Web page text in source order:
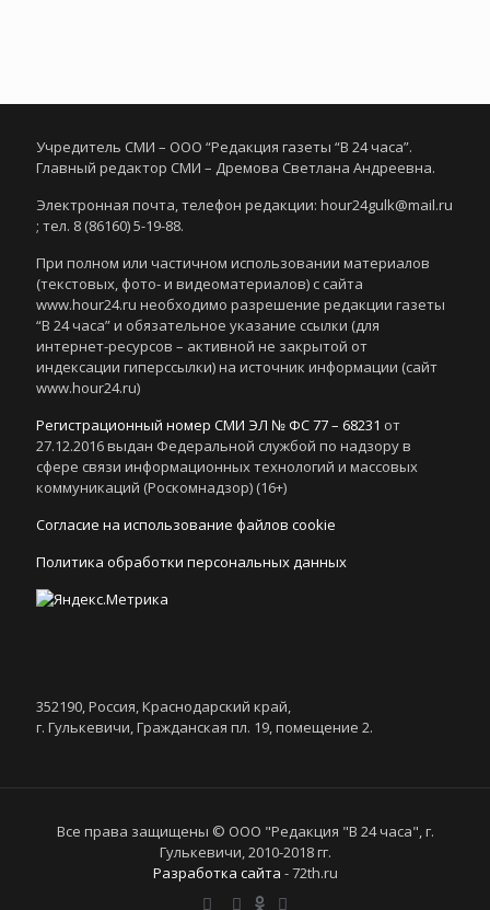
Учредитель СМИ – ООО “Редакция газеты “В 24 часа”.
Главный редактор СМИ – Дремова Светлана Андреевна.
Электронная почта, телефон редакции: hour24gulk@mail.ru
; тел. 8 (86160) 5-19-88.
При полном или частичном использовании материалов
(текстовых, фото- и видеоматериалов) с сайта
www.hour24.ru необходимо разрешение редакции газеты
“В 24 часа” и обязательное указание ссылки (для
интернет-ресурсов – активной не закрытой от
индексации гиперссылки) на источник информации (сайт
www.hour24.ru)
Регистрационный номер СМИ ЭЛ № ФС 77 – 68231 от
27.12.2016 выдан Федеральной службой по надзору в
сфере связи информационных технологий и массовых
коммуникаций (Роскомнадзор) (16+)
Согласие на использование файлов cookie
Политика обработки персональных данных
352190, Россия, Краснодарский край,
г. Гулькевичи, Гражданская пл. 19, помещение 2.
Все права защищены © ООО "Редакция "В 24 часа", г.
Гулькевичи, 2010-2018 гг.
Разработка сайта - 72th.ru